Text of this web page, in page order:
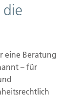
eine Beratung
– für